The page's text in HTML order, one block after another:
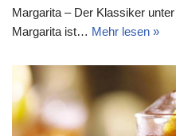
Margarita – Der Klassiker
Margarita ist… Mehr lesen »